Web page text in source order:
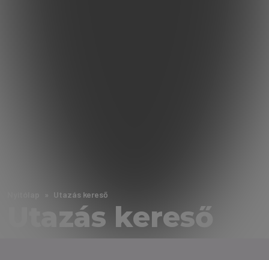
Utazás kereső
Utazás kereső